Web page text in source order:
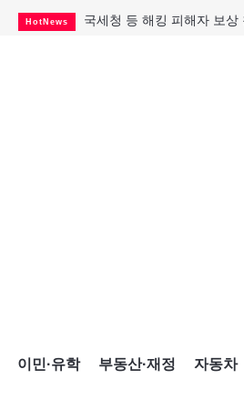
HotNews 국세청 등 해킹 피해자 보상
이민·유학 부동산·재정 자동차